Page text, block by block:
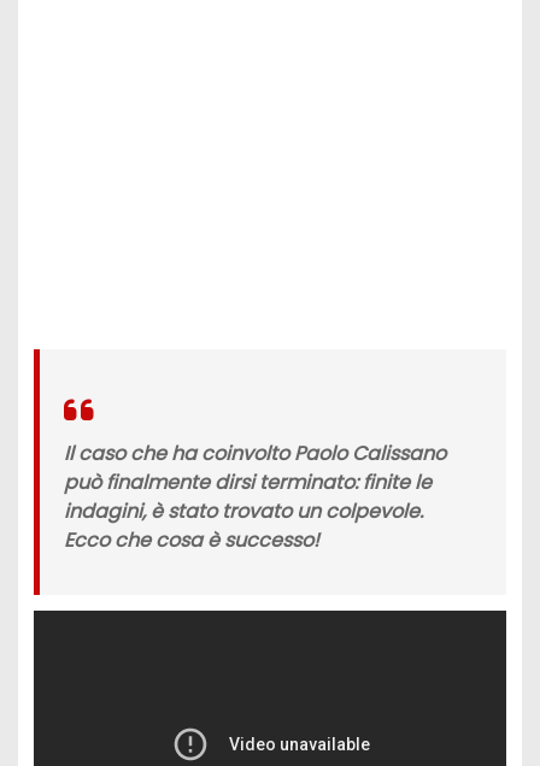
Il caso che ha coinvolto Paolo Calissano
può finalmente dirsi terminato: finite le
indagini, è stato trovato un colpevole.
Ecco che cosa è successo!